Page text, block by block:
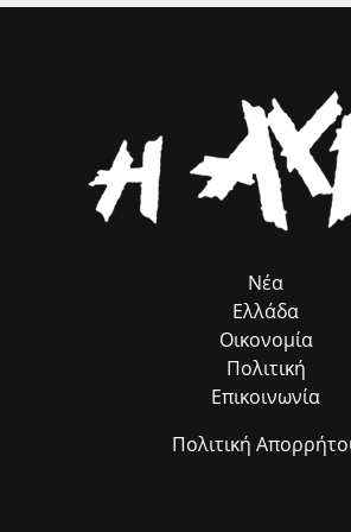
κληρονομιάς αποτελεί επένδυση στο μέλλον
Νέα
Ελλάδα
Οικονομία
Πολιτική
Επικοινωνία
Πολιτική